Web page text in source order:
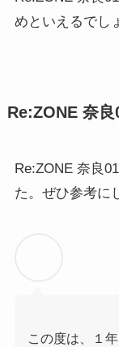
めといえるでし
Re:ZONE 奈良
Re:ZONE 奈良
た。ぜひ参考に
この度は、１